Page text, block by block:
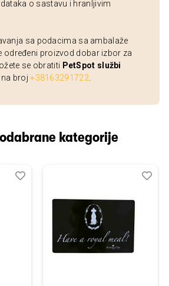
o sastavu i hranljivim
sa podacima sa ambalaže
određeni proizvod dobar izbor za
se obratiti PetSpot službi
na broj+38163291722
kategorije
Dodaj
Uporedi